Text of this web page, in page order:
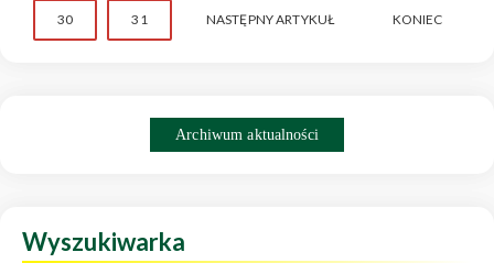
30 31 NASTĘPNY ARTYKUŁ KONIEC
Archiwum aktualności
Wyszukiwarka